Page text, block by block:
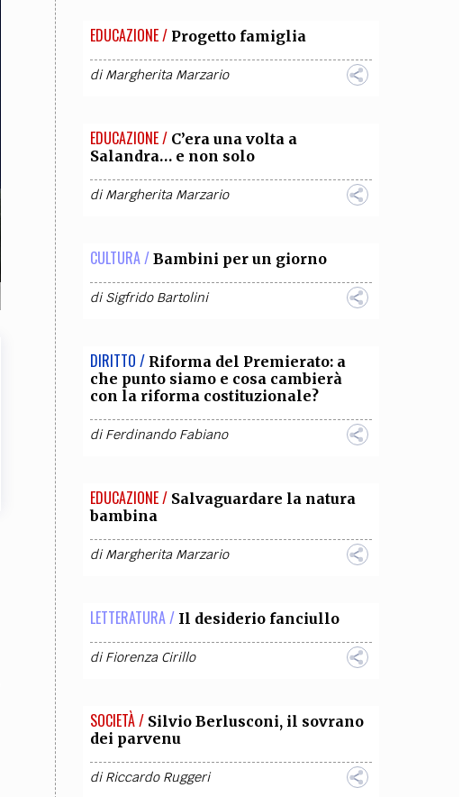
EDUCAZIONE / Progetto famiglia
diMargherita Marzario
EDUCAZIONE / C’era una volta a
Salandra… e non solo
diMargherita Marzario
CULTURA / Bambini per un giorno
diSigfrido Bartolini
DIRITTO / Riforma del Premierato: a
che punto siamo e cosa cambierà
con la riforma costituzionale?
diFerdinando Fabiano
EDUCAZIONE / Salvaguardare la natura
bambina
diMargherita Marzario
LETTERATURA / Il desiderio fanciullo
diFiorenza Cirillo
SOCIETÀ / Silvio Berlusconi, il sovrano
dei parvenu
diRiccardo Ruggeri